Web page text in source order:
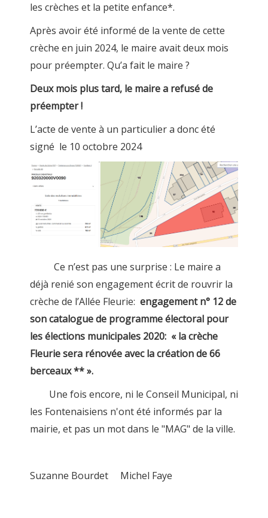
les crèches et la petite enfance*.
Après avoir été informé de la vente de cette
crèche en juin 2024, le maire avait deux mois
pour préempter. Qu’a fait le maire ?
Deux mois plus tard, le maire a refusé de
préempter !
L’acte de vente à un particulier a donc été
signé le 10 octobre 2024
Ce n’est pas une surprise : Le maire a
déjà renié son engagement écrit de rouvrir la
crèche de l’Allée Fleurie: engagement n° 12 de
son catalogue de programme électoral pour
les élections municipales 2020: « la crèche
Fleurie sera rénovée avec la création de 66
berceaux ** ».
Une fois encore, ni le Conseil Municipal, ni
les Fontenaisiens n'ont été informés par la
mairie, et pas un mot dans le "MAG" de la ville.
Suzanne Bourdet Michel Faye